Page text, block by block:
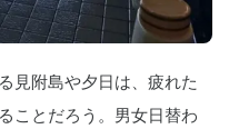
見附島や夕日は、疲れた
ことだろう。男女日替わ